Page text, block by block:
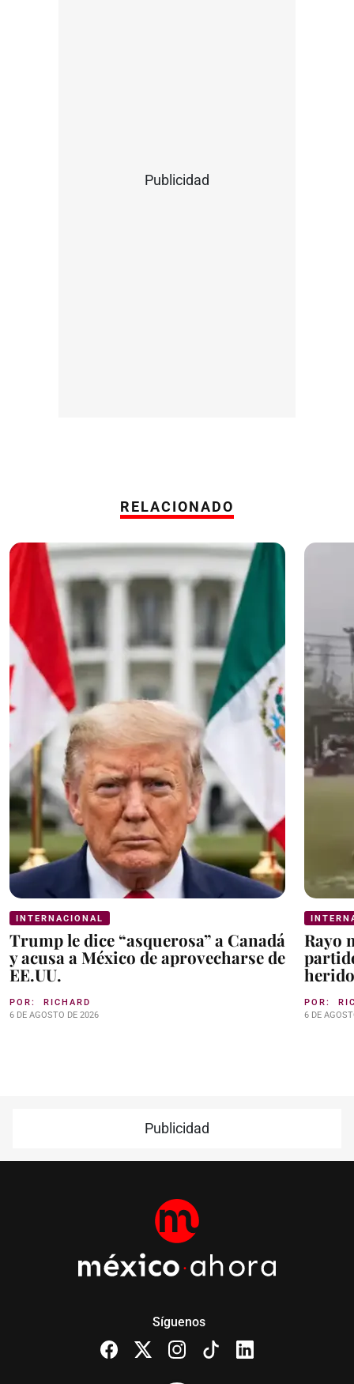
Publicidad
RELACIONADO
INTERNACIONAL
Trump le dice “asquerosa” a Canadá
y acusa a México de aprovecharse de
EE.UU.
POR: RICHARD
6 DE AGOSTO DE 2026
Rayo
POR:
6 DE
Publicidad
Síguenos